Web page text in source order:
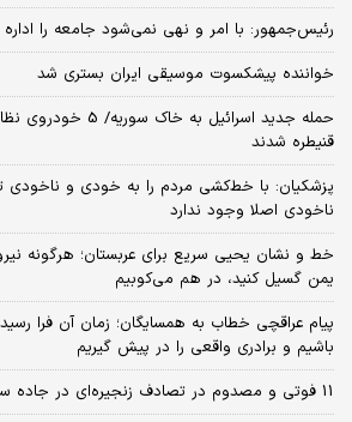
رئیس‌جمهور: با امر و نهی نمی‌شود جامعه را اداره
خواننده پیشکسوت موسیقی ایران بستری شد
حمله جدید اسرائیل به
قنیطره شدند
پزشکیان: با خط‌کشی مردم را به خودی و ناخودی
ناخودی اصلا وجود ندارد
خط و نشان یحیی سریع برای عربستان؛ هرگونه
یمن گسیل کنید، در هم می‌کوبیم
پیام عراقچی خطاب به همسایگان؛ زمان آن فرا
باشیم و برادری واقعی را در پیش گیریم
11 فوتی و مصدوم در تصادف زنجیره‌ای در جاده سلماس - ارومیه + جزئیات